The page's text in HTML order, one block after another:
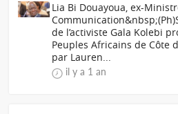
Lia Bi Douayoua, ex-
de l’activiste Gala Kolebi
Peuples Africains de Côte
par Lauren...
il y a 1 an